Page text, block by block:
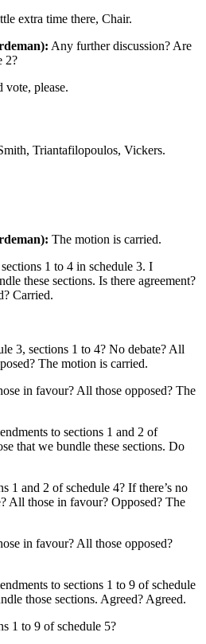
extra time there, Chair.
Any further discussion? Are
2?
vote, please.
Triantafilopoulos, Vickers.
The motion is carried.
1 to 4 in schedule 3. I
these sections. Is there agreement?
Carried.
3, sections 1 to 4? No debate? All
The motion is carried.
in favour? All those opposed? The
to sections 1 and 2 of
that we bundle these sections. Do
1 and 2 of schedule 4? If there’s no
All those in favour? Opposed? The
in favour? All those opposed?
to sections 1 to 9 of schedule
those sections. Agreed? Agreed.
1 to 9 of schedule 5?